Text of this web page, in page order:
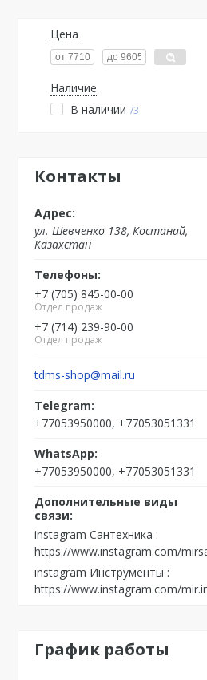
Цена
Наличие
В наличии 3
Контакты
ул. Шевченко 138, Костанай,
Казахстан
+7 (705) 845-00-00
Отдел продаж
+7 (714) 239-90-00
Отдел продаж
tdms-shop@mail.ru
+77053950000, +77053051331
+77053950000, +77053051331
instagram Сантехника
https://www.instagram.com/
instagram Инструменты
https://www.instagram.com/
График работы